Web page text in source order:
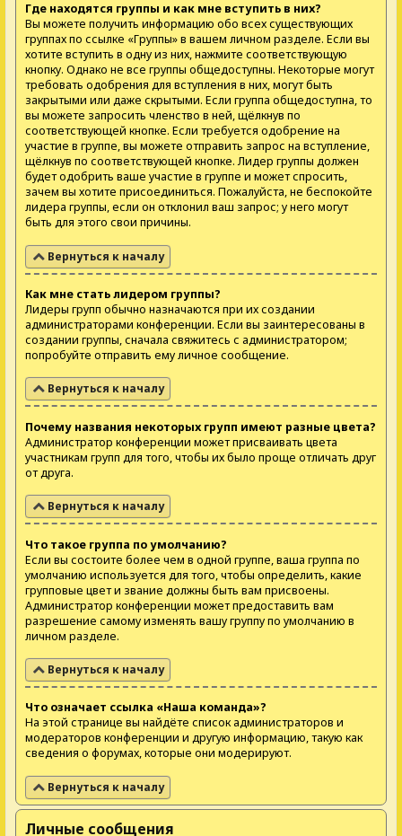
Где находятся группы и как мне вступить в них?
Вы можете получить информацию обо всех существующих
группах по ссылке «Группы» в вашем личном разделе. Если вы
хотите вступить в одну из них, нажмите соответствующую
кнопку. Однако не все группы общедоступны. Некоторые могут
требовать одобрения для вступления в них, могут быть
закрытыми или даже скрытыми. Если группа общедоступна, то
вы можете запросить членство в ней, щёлкнув по
соответствующей кнопке. Если требуется одобрение на
участие в группе, вы можете отправить запрос на вступление,
щёлкнув по соответствующей кнопке. Лидер группы должен
будет одобрить ваше участие в группе и может спросить,
зачем вы хотите присоединиться. Пожалуйста, не беспокойте
лидера группы, если он отклонил ваш запрос; у него могут
быть для этого свои причины.
Вернуться к началу
Как мне стать лидером группы?
Лидеры групп обычно назначаются при их создании
администраторами конференции. Если вы заинтересованы в
создании группы, сначала свяжитесь с администратором;
попробуйте отправить ему личное сообщение.
Вернуться к началу
Почему названия некоторых групп имеют разные цвета?
Администратор конференции может присваивать цвета
участникам групп для того, чтобы их было проще отличать друг
от друга.
Вернуться к началу
Что такое группа по умолчанию?
Если вы состоите более чем в одной группе, ваша группа по
умолчанию используется для того, чтобы определить, какие
групповые цвет и звание должны быть вам присвоены.
Администратор конференции может предоставить вам
разрешение самому изменять вашу группу по умолчанию в
личном разделе.
Вернуться к началу
Что означает ссылка «Наша команда»?
На этой странице вы найдёте список администраторов и
модераторов конференции и другую информацию, такую как
сведения о форумах, которые они модерируют.
Вернуться к началу
Личные сообщения